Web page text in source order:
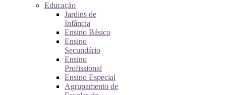
Educação
Jardins de
Infância
Ensino Básico
Ensino
Secundário
Ensino
Profissional
Ensino Especial
Agrupamento de